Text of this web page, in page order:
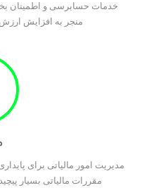
خدمات حسابرسی و اطمینان
منجر به افزایش
مدیریت امور مالیاتی برای
مقررات مالیاتی بسیار